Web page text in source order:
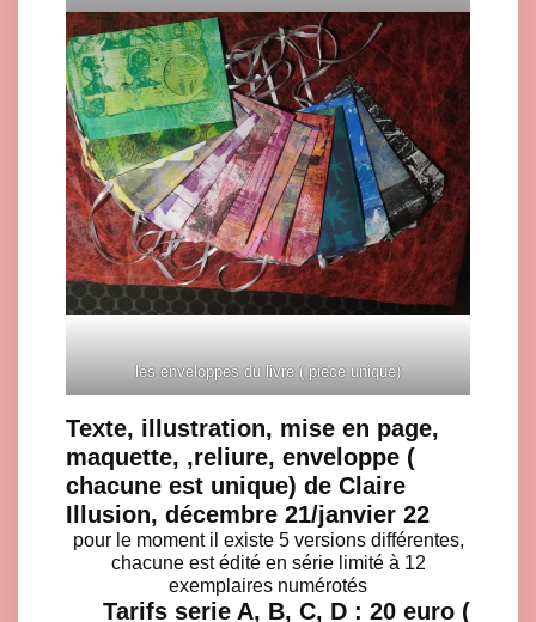
les enveloppes du livre ( pièce unique)
Texte, illustration, mise en page,
maquette, ,reliure, enveloppe (
chacune est unique) de Claire
Illusion, décembre 21/janvier 22
pour le moment il existe 5 versions différentes,
chacune est édité en série limité à 12
exemplaires numérotés
Tarifs serie A, B, C, D : 20 euro (